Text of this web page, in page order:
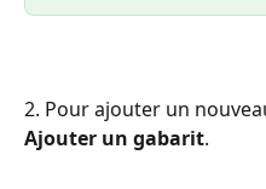
2. Pour ajouter un
Ajouter un gabarit.